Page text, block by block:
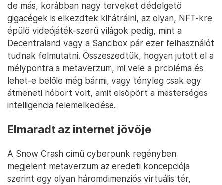
de más, korábban nagy terveket dédelgető
gigacégek is elkezdtek kihátrálni, az olyan, NFT-kre
épülő videójáték-szerű világok pedig, mint a
Decentraland vagy a Sandbox pár ezer felhasználót
tudnak felmutatni. Összeszedtük, hogyan jutott el a
mélypontra a metaverzum, mi vele a probléma és
lehet-e belőle még bármi, vagy tényleg csak egy
átmeneti hóbort volt, amit elsöpört a mesterséges
intelligencia felemelkedése.
Elmaradt az internet jövője
A Snow Crash című cyberpunk regényben
megjelent metaverzum az eredeti koncepciója
szerint egy olyan háromdimenziós virtuális tér,